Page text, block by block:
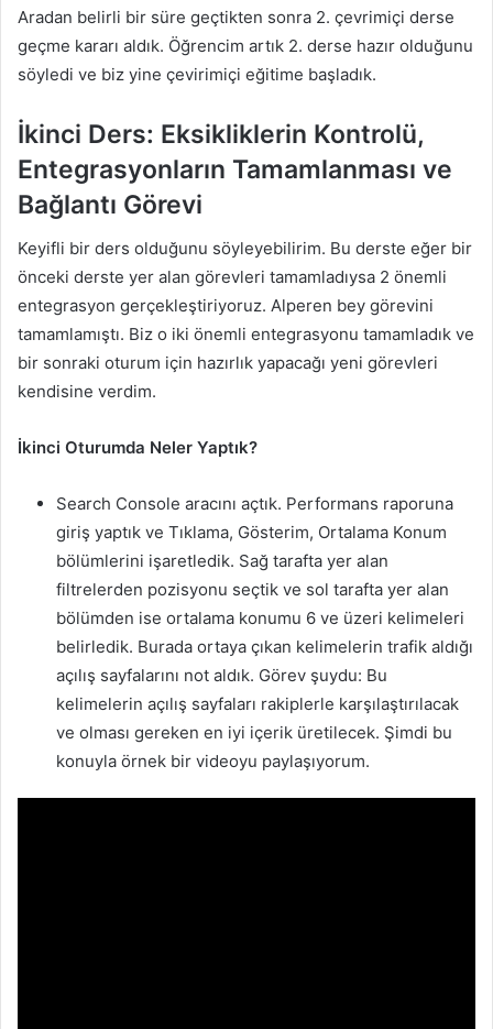
Aradan belirli bir süre geçtikten sonra 2. çevrimiçi derse
geçme kararı aldık. Öğrencim artık 2. derse hazır olduğunu
söyledi ve biz yine çevirimiçi eğitime başladık.
İkinci Ders: Eksikliklerin Kontrolü,
Entegrasyonların Tamamlanması ve
Bağlantı Görevi
Keyifli bir ders olduğunu söyleyebilirim. Bu derste eğer bir
önceki derste yer alan görevleri tamamladıysa 2 önemli
entegrasyon gerçekleştiriyoruz. Alperen bey görevini
tamamlamıştı. Biz o iki önemli entegrasyonu tamamladık ve
bir sonraki oturum için hazırlık yapacağı yeni görevleri
kendisine verdim.
İkinci Oturumda Neler Yaptık?
Search Console aracını açtık. Performans raporuna
giriş yaptık ve Tıklama, Gösterim, Ortalama Konum
bölümlerini işaretledik. Sağ tarafta yer alan
filtrelerden pozisyonu seçtik ve sol tarafta yer alan
bölümden ise ortalama konumu 6 ve üzeri kelimeleri
belirledik. Burada ortaya çıkan kelimelerin trafik aldığı
açılış sayfalarını not aldık. Görev şuydu: Bu
kelimelerin açılış sayfaları rakiplerle karşılaştırılacak
ve olması gereken en iyi içerik üretilecek. Şimdi bu
konuyla örnek bir videoyu paylaşıyorum.